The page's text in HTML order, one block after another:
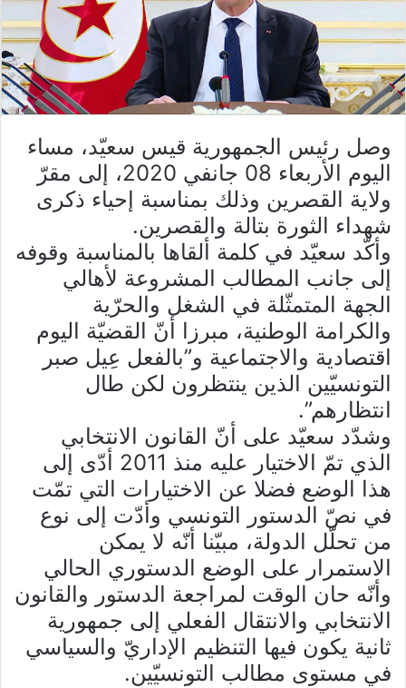
وصل رئيس الجمهورية قيس سعيّد، مساء
اليوم الأربعاء 08 جانفي 2020، إلى مقرّ
ولاية القصرين وذلك بمناسبة إحياء ذكرى
شهداء الثورة بتالة والقصرين.
وأكّد سعيّد في كلمة ألقاها بالمناسبة وقوفه
إلى جانب المطالب المشروعة لأهالي
الجهة المتمثّلة في الشغل والحرّية
والكرامة الوطنية، مبرزا أنّ القضيّة اليوم
اقتصادية والاجتماعية و”بالفعل عِيل صبر
التونسيّين الذين ينتظرون لكن طال
انتظارهم”.
وشدّد سعيّد على أنّ القانون الانتخابي
الذي تمّ الاختيار عليه منذ 2011 أدّى إلى
هذا الوضع فضلا عن الاختيارات التي تمّت
في نصّ الدستور التونسي وأدّت إلى نوع
من تحلّل الدولة، مبيّنا أنّه لا يمكن
الاستمرار على الوضع الدستوري الحالي
وأنّه حان الوقت لمراجعة الدستور والقانون
الانتخابي والانتقال الفعلي إلى جمهورية
ثانية يكون فيها التنظيم الإداريّ والسياسي
في مستوى مطالب التونسيّين.